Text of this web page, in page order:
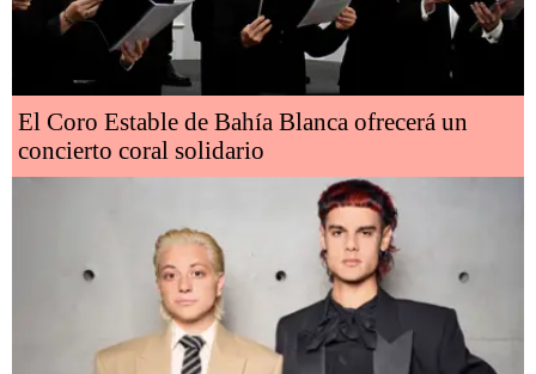
El Coro Estable de Bahía Blanca ofrecerá un
concierto coral solidario